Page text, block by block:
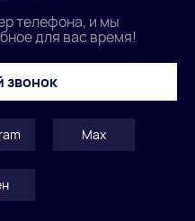
телефона, и мы
для вас время!
звонок
Max